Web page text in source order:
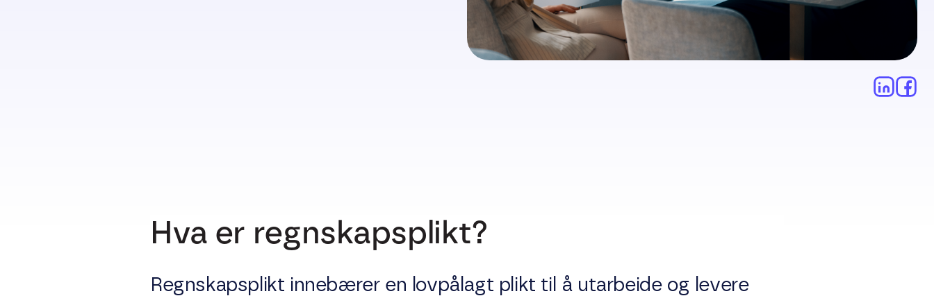
Hva er regnskapsplikt?
Regnskapsplikt innebærer en lovpålagt plikt til å utarbeide og levere